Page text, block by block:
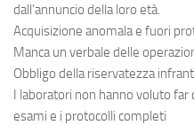
dall’annuncio della loro età.
Acquisizione anomala e fuori
Manca un verbale delle
Obbligo della riservatezza
I laboratori non hanno voluto
esami e i protocolli completi